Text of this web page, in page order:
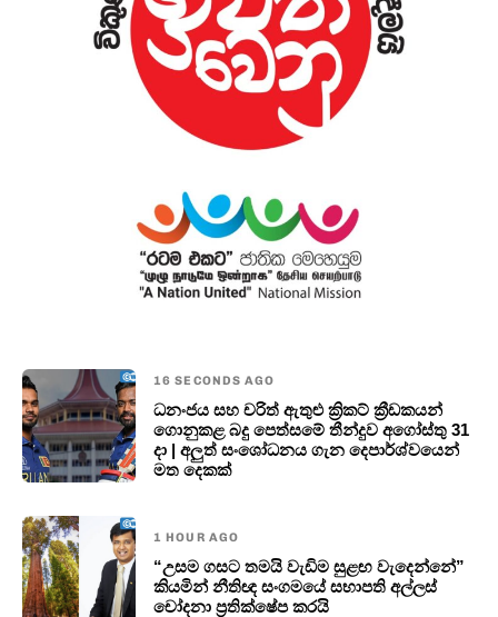
16 SECONDS AGO
ධනංජය සහ චරිත් ඇතුළු ක්‍රිකට් ක්‍රීඩකයන්
ගොනුකළ බදු පෙත්සමේ තීන්දුව අගෝස්තු 31
දා | අලුත් සංශෝධනය ගැන දෙපාර්ශ්වයෙන්
මත දෙකක්
1 HOUR AGO
“උසම ගසට තමයි වැඩිම සුළඟ වැදෙන්නේ”
කියමින් නීතිඥ සංගමයේ සභාපති අල්ලස්
චෝදනා ප්‍රතික්ෂේප කරයි